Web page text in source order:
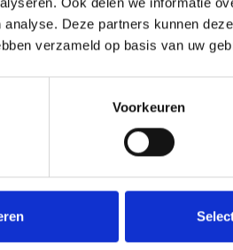
analyse. Deze partners kunnen
verzameld op basis van uw
Voorkeuren
op